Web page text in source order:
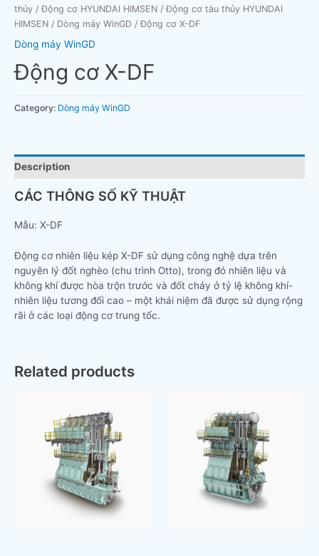
thủy /Động cơ HYUNDAI HIMSEN /Động cơ tàu thủy HYUNDAI
HIMSEN / Dòng máy WinGD / Động cơ X-DF
Dòng máy WinGD
Động cơ X-DF
Category: Dòng máy WinGD
Description
CÁC THÔNG SỐ KỸ THUẬT
Mẫu: X-DF
Động cơ nhiên liệu kép X-DF sử dụng công nghệ dựa trên
nguyên lý đốt nghèo (chu trình Otto), trong đó nhiên liệu và
không khí được hòa trộn trước và đốt cháy ở tỷ lệ không khí-
nhiên liệu tương đối cao – một khái niệm đã được sử dụng rộng
rãi ở các loại động cơ trung tốc.
Related products